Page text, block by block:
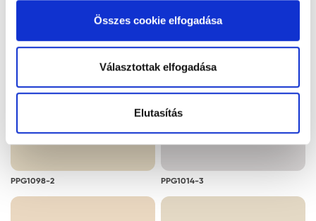
alkalmazását. A "Részletek megjelenítése” gombra
kattintással megismerheti és beállíthatja, hogy mely
cookie alkalmazását fogadja el.
Összes cookie elfogadása
Választottak elfogadása
Elutasítás
PPG1098-2 PPG1014-3